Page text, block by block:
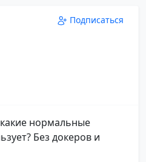
Подписаться
нормальные
Без докеров и